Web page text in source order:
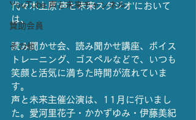
YouTube 声と未来チャンネル
賛助会員
その他
代々木上原‘声と未来スタジオ’において
は、
読み聞かせ会、読み聞かせ講座、ボイス
トレーニング、ゴスペルなどで、いつも
笑顔と活気に満ちた時間が流れていま
す。
声と未来主催公演は、11月に行いまし
た。愛河里花子・かかずゆみ・伊藤美紀